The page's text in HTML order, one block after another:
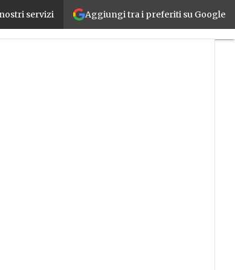
Aggiungi tra i preferiti su Google
servizi
quale adottare per una protezione ottimale